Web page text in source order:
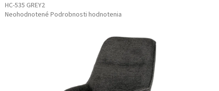
HC-535 GREY2
Priemerné
Neohodnotené Podrobnosti hodnotenia